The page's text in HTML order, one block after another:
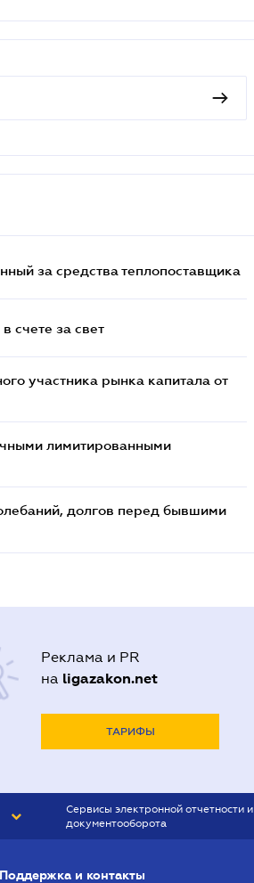
за средства теплопоставщика
счете за свет
участника рынка капитала от
лимитированными
долгов перед бывшими
Реклама и PR
на ligazakon.net
ТАРИФЫ
Сервисы электронной отчетности и
документооборота
Поддержка и контакты